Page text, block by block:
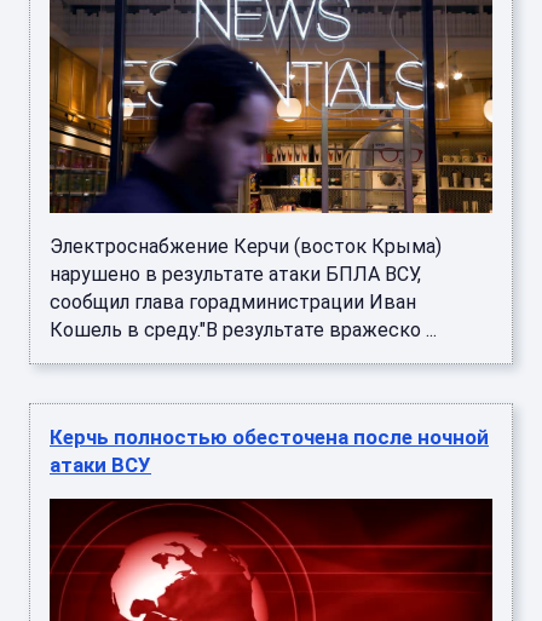
Электроснабжение Керчи (восток Крыма)
нарушено в результате атаки БПЛА ВСУ,
сообщил глава горадминистрации Иван
Кошель в среду."В результате вражеско ...
Керчь полностью обесточена после ночной
атаки ВСУ